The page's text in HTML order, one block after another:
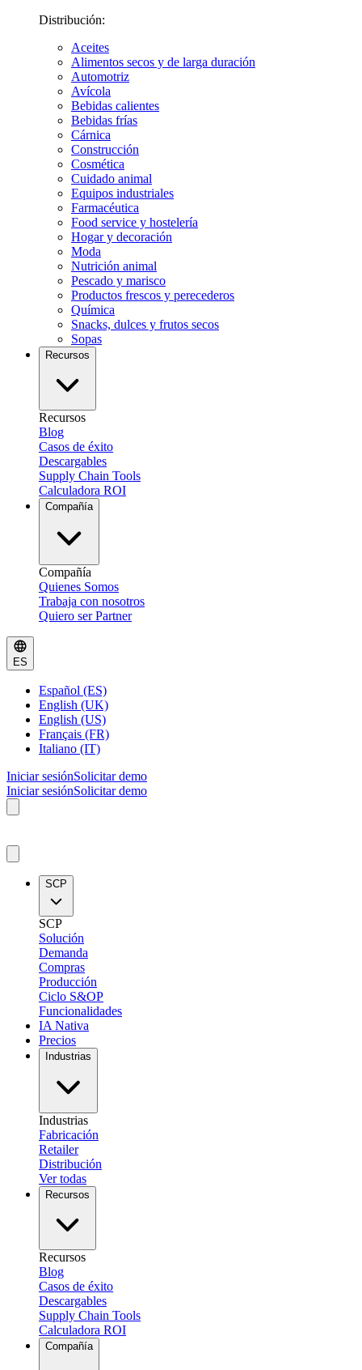
Distribución:
Aceites
Alimentos secos y de larga duración
Automotriz
Avícola
Bebidas calientes
Bebidas frías
Cárnica
Construcción
Cosmética
Cuidado animal
Equipos industriales
Farmacéutica
Food service y hostelería
Hogar y decoración
Moda
Nutrición animal
Pescado y marisco
Productos frescos y perecederos
Química
Snacks, dulces y frutos secos
Sopas
Recursos
Recursos
Blog
Casos de éxito
Descargables
Supply Chain Tools
Calculadora ROI
Compañía
Compañía
Quienes Somos
Trabaja con nosotros
Quiero ser Partner
ES
Español (ES)
English (UK)
English (US)
Français (FR)
Italiano (IT)
Iniciar sesiónSolicitar demo
Iniciar sesiónSolicitar demo
SCP
SCP
Solución
Demanda
Compras
Producción
Ciclo S&OP
Funcionalidades
IA Nativa
Precios
Industrias
Industrias
Fabricación
Retailer
Distribución
Ver todas
Recursos
Recursos
Blog
Casos de éxito
Descargables
Supply Chain Tools
Calculadora ROI
Compañía